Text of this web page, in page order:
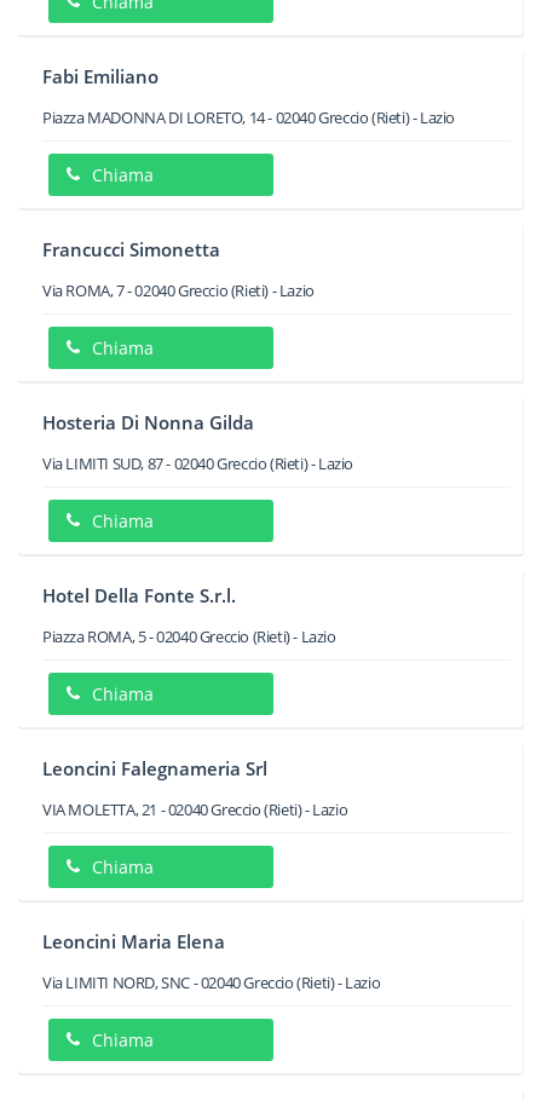
Fabi Emiliano
Piazza MADONNA DI LORETO, 14-02040Greccio(Rieti) -Lazio
Chiama
Francucci Simonetta
Via ROMA, 7-02040Greccio(Rieti) -Lazio
Chiama
Hosteria Di Nonna Gilda
Via LIMITI SUD, 87-02040Greccio(Rieti) -Lazio
Chiama
Hotel Della Fonte S.r.l.
Piazza ROMA, 5-02040Greccio (Rieti) - Lazio
Chiama
Leoncini Falegnameria Srl
VIA MOLETTA, 21 -02040Greccio(Rieti) -Lazio
Chiama
Leoncini Maria Elena
Via LIMITI NORD, SNC-02040Greccio(Rieti) -Lazio
Chiama